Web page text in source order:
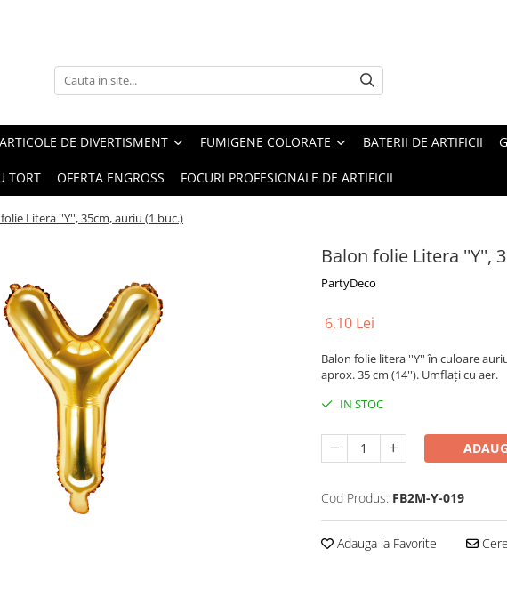
ARTICOLE DE DIVERTISMENT FUMIGENE COLORATE BATERII DE ARTIFICII
TORT OFERTA ENGROSS FOCURI PROFESIONALE DE ARTIFICII
Litera ''Y'', 35cm, auriu (1 buc.)
Balon folie Litera ''Y'',
PartyDeco
6,10 Lei
Balon folie litera ''Y'' în culoare
aprox. 35 cm (14''). Umflați cu aer.
IN STOC
Cod Produs: FB2M-Y-019
Adauga la Favorite